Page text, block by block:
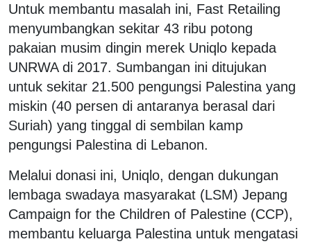
Untuk membantu masalah ini, Fast Retailing
menyumbangkan sekitar 43 ribu potong
pakaian musim dingin merek Uniqlo kepada
UNRWA di 2017. Sumbangan ini ditujukan
untuk sekitar 21.500 pengungsi Palestina yang
miskin (40 persen di antaranya berasal dari
Suriah) yang tinggal di sembilan kamp
pengungsi Palestina di Lebanon.
Melalui donasi ini, Uniqlo, dengan dukungan
lembaga swadaya masyarakat (LSM) Jepang
Campaign for the Children of Palestine (CCP),
membantu keluarga Palestina untuk mengatasi